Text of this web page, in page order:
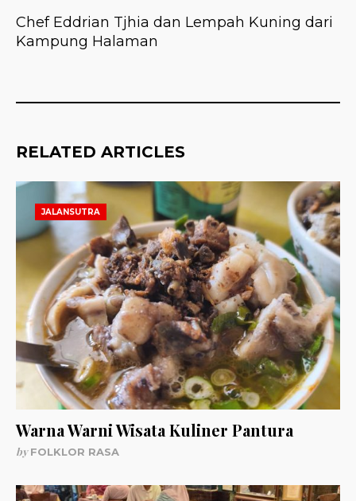
Chef Eddrian Tjhia dan Lempah Kuning dari
Kampung Halaman
RELATED ARTICLES
JALANSUTRA
Warna Warni Wisata Kuliner Pantura
byFOLKLOR RASA